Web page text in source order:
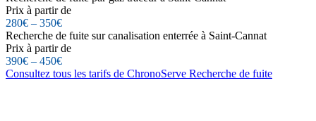
Prix à partir de
280€ – 350€
Recherche de fuite sur canalisation enterrée à Saint-Cannat
Prix à partir de
390€ – 450€
Consultez tous les tarifs de ChronoServe Recherche de fuite